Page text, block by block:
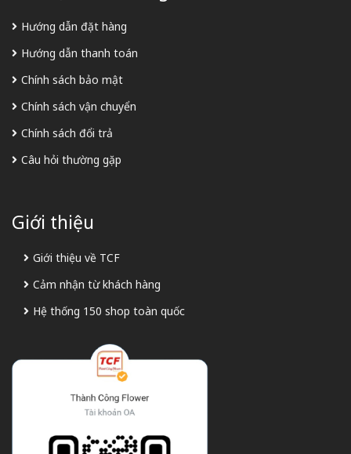
Hướng dẫn đặt hàng
Hướng dẫn thanh toán
Chính sách bảo mật
Chính sách vận chuyển
Chính sách đổi trả
Câu hỏi thường gặp
Giới thiệu
Giới thiệu về TCF
Cảm nhận từ khách hàng
Hệ thống 150 shop toàn quốc